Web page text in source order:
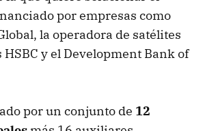
por empresas como
la operadora de satélites
HSBC y el Development Bank of
por un conjunto de 12